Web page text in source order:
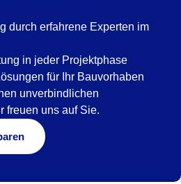
durch erfahrene Experten im
in jeder Projektphase
für Ihr Bauvorhaben
unverbindlichen
uns auf Sie.